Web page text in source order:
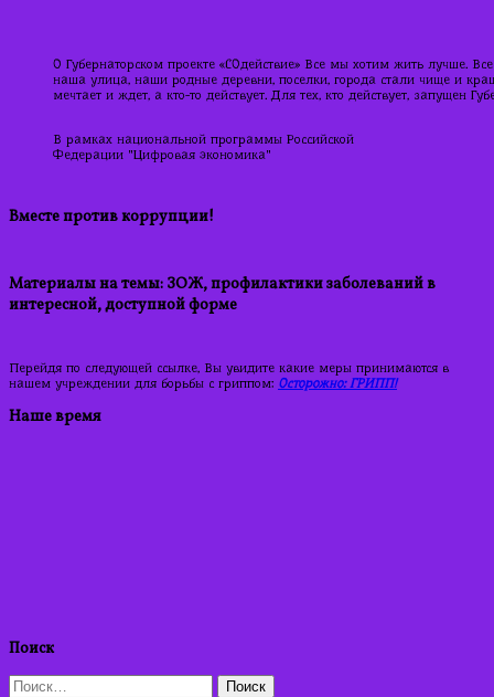
О Губернаторском проекте «СОдействие» Все мы хотим жить лучше.
наша улица, наши родные деревни, поселки, города стали чище и
мечтает и ждет, а кто-то действует. Для тех, кто действует, запущен
В рамках национальной программы Российской
Федерации "Цифровая экономика"
Вместе против коррупции!
Материалы на темы: ЗОЖ, профилактики заболеваний в
интересной, доступной форме
Перейдя по следующей ссылке, Вы увидите какие меры принимаются в
нашем учреждении для борьбы с гриппом: Осторожно: ГРИПП!
Наше время
Поиск
Найти: